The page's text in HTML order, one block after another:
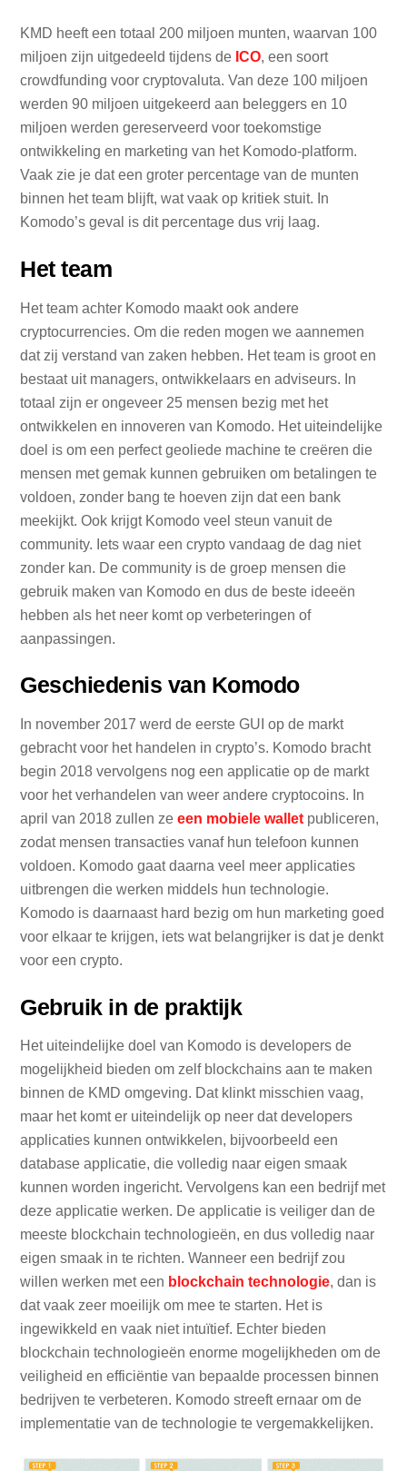
KMD heeft een totaal 200 miljoen munten, waarvan 100
miljoen zijn uitgedeeld tijdens de ICO, een soort
crowdfunding voor cryptovaluta. Van deze 100 miljoen
werden 90 miljoen uitgekeerd aan beleggers en 10
miljoen werden gereserveerd voor toekomstige
ontwikkeling en marketing van het Komodo-platform.
Vaak zie je dat een groter percentage van de munten
binnen het team blijft, wat vaak op kritiek stuit. In
Komodo’s geval is dit percentage dus vrij laag.
Het team
Het team achter Komodo maakt ook andere
cryptocurrencies. Om die reden mogen we aannemen
dat zij verstand van zaken hebben. Het team is groot en
bestaat uit managers, ontwikkelaars en adviseurs. In
totaal zijn er ongeveer 25 mensen bezig met het
ontwikkelen en innoveren van Komodo. Het uiteindelijke
doel is om een perfect geoliede machine te creëren die
mensen met gemak kunnen gebruiken om betalingen te
voldoen, zonder bang te hoeven zijn dat een bank
meekijkt. Ook krijgt Komodo veel steun vanuit de
community. Iets waar een crypto vandaag de dag niet
zonder kan. De community is de groep mensen die
gebruik maken van Komodo en dus de beste ideeën
hebben als het neer komt op verbeteringen of
aanpassingen.
Geschiedenis van Komodo
In november 2017 werd de eerste GUI op de markt
gebracht voor het handelen in crypto’s. Komodo bracht
begin 2018 vervolgens nog een applicatie op de markt
voor het verhandelen van weer andere cryptocoins. In
april van 2018 zullen zeeen mobiele wallet publiceren,
zodat mensen transacties vanaf hun telefoon kunnen
voldoen. Komodo gaat daarna veel meer applicaties
uitbrengen die werken middels hun technologie.
Komodo is daarnaast hard bezig om hun marketing goed
voor elkaar te krijgen, iets wat belangrijker is dat je denkt
voor een crypto.
Gebruik in de praktijk
Het uiteindelijke doel van Komodo is developers de
mogelijkheid bieden om zelf blockchains aan te maken
binnen de KMD omgeving. Dat klinkt misschien vaag,
maar het komt er uiteindelijk op neer dat developers
applicaties kunnen ontwikkelen, bijvoorbeeld een
database applicatie, die volledig naar eigen smaak
kunnen worden ingericht. Vervolgens kan een bedrijf met
deze applicatie werken. De applicatie is veiliger dan de
meeste blockchain technologieën, en dus volledig naar
eigen smaak in te richten. Wanneer een bedrijf zou
willen werken met een blockchain technologie, dan is
dat vaak zeer moeilijk om mee te starten. Het is
ingewikkeld en vaak niet intuïtief. Echter bieden
blockchain technologieën enorme mogelijkheden om de
veiligheid en efficiëntie van bepaalde processen binnen
bedrijven te verbeteren. Komodo streeft ernaar om de
implementatie van de technologie te vergemakkelijken.